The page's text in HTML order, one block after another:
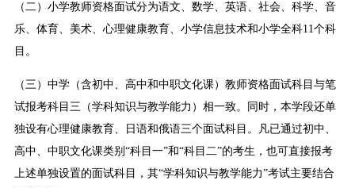
（二）小学教师资格面试分为语文、数学、英语、社会、科学、音
乐、体育、美术、心理健康教育、小学信息技术和小学全科11个科
目。
（三）中学（含初中、高中和中职文化课）教师资格面试科目与笔
试报考科目三（学科知识与教学能力）相一致。同时，本学段还单
独设有心理健康教育、日语和俄语三个面试科目。凡已通过初中、
高中、中职文化课类别“科目一”和“科目二”的考生，也可直接报考
上述单独设置的面试科目，其“学科知识与教学能力”考试主要结合